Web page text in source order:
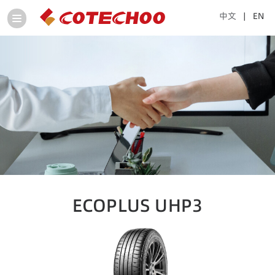
中文 | EN
ECOPLUS UHP3